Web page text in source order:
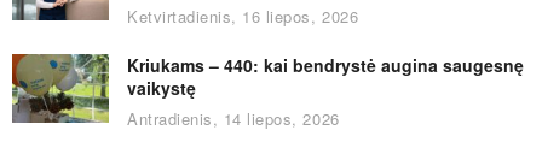
Ketvirtadienis, 16 liepos, 2026
Kriukams – 440: kai bendrystė augina saugesnę
vaikystę
Antradienis, 14 liepos, 2026